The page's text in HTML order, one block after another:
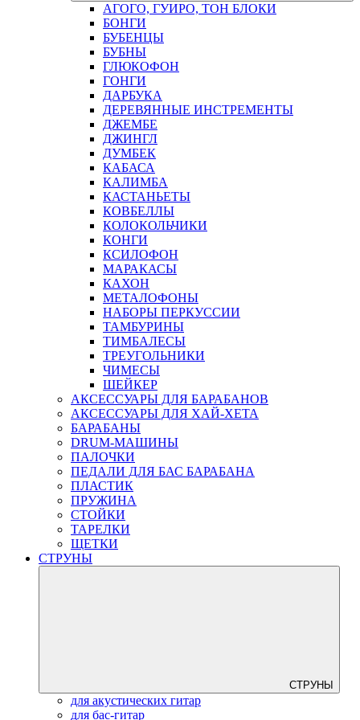
АГОГО, ГУИРО, ТОН БЛОКИ
БОНГИ
БУБЕНЦЫ
БУБНЫ
ГЛЮКОФОН
ГОНГИ
ДАРБУКА
ДЕРЕВЯННЫЕ ИНСТРЕМЕНТЫ
ДЖЕМБЕ
ДЖИНГЛ
ДУМБЕК
КАБАСА
КАЛИМБА
КАСТАНЬЕТЫ
КОВБЕЛЛЫ
КОЛОКОЛЬЧИКИ
КОНГИ
КСИЛОФОН
МАРАКАСЫ
КАХОН
МЕТАЛОФОНЫ
НАБОРЫ ПЕРКУССИИ
ТАМБУРИНЫ
ТИМБАЛЕСЫ
ТРЕУГОЛЬНИКИ
ЧИМЕСЫ
ШЕЙКЕР
АКСЕССУАРЫ ДЛЯ БАРАБАНОВ
АКСЕССУАРЫ ДЛЯ ХАЙ-ХЕТА
БАРАБАНЫ
DRUM-МАШИНЫ
ПАЛОЧКИ
ПЕДАЛИ ДЛЯ БАС БАРАБАНА
ПЛАСТИК
ПРУЖИНА
СТОЙКИ
ТАРЕЛКИ
ЩЕТКИ
СТРУНЫ
СТРУНЫ
для акустических гитар
для бас-гитар